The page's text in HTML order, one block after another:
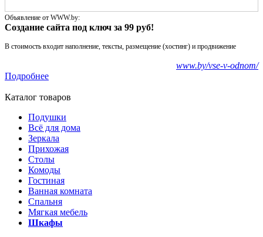
Объявление от WWW.by:
Создание сайта под ключ за 99 руб!
В стоимость входит наполнение, тексты, размещение (хостинг) и продвижение
www.by/vse-v-odnom/
Подробнее
Каталог товаров
Подушки
Всё для дома
Зеркала
Прихожая
Столы
Комоды
Гостиная
Ванная комната
Спальня
Мягкая мебель
Шкафы